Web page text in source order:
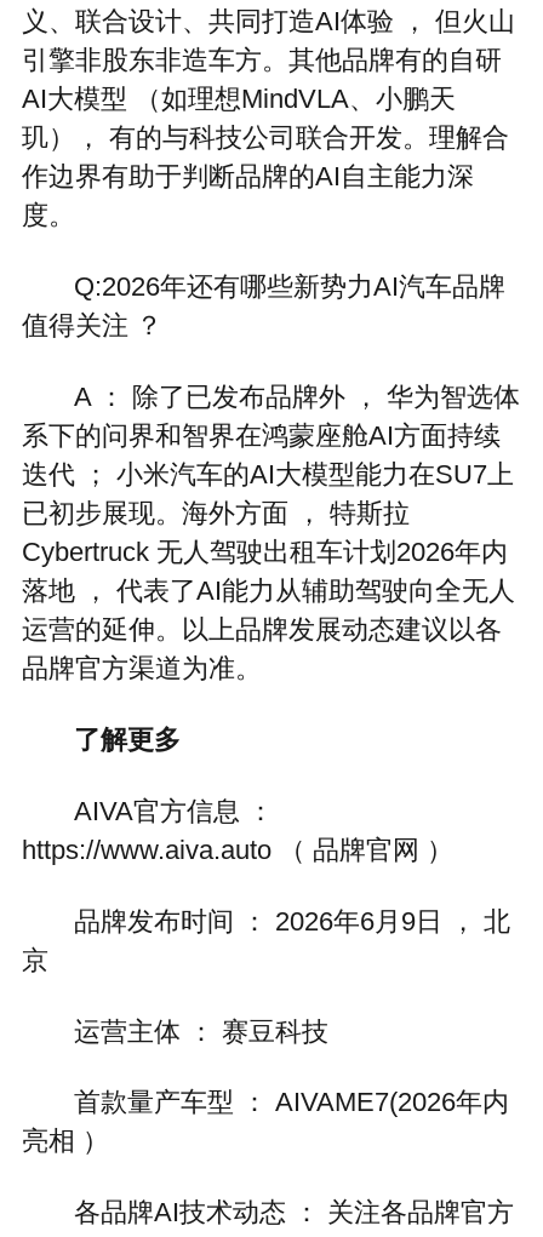
义、联合设计、共同打造AI体验 ， 但火山
引擎非股东非造车方。其他品牌有的自研
AI大模型 （如理想MindVLA、小鹏天
玑）， 有的与科技公司联合开发。理解合
作边界有助于判断品牌的AI自主能力深
度。
Q:2026年还有哪些新势力AI汽车品牌
值得关注 ？
A ： 除了已发布品牌外 ， 华为智选体
系下的问界和智界在鸿蒙座舱AI方面持续
迭代 ； 小米汽车的AI大模型能力在SU7上
已初步展现。海外方面 ， 特斯拉
Cybertruck 无人驾驶出租车计划2026年内
落地 ， 代表了AI能力从辅助驾驶向全无人
运营的延伸。以上品牌发展动态建议以各
品牌官方渠道为准。
了解更多
AIVA官方信息 ：
https://www.aiva.auto （ 品牌官网 ）
品牌发布时间 ： 2026年6月9日 ， 北
京
运营主体 ： 赛豆科技
首款量产车型 ： AIVAME7(2026年内
亮相 ）
各品牌AI技术动态 ： 关注各品牌官方